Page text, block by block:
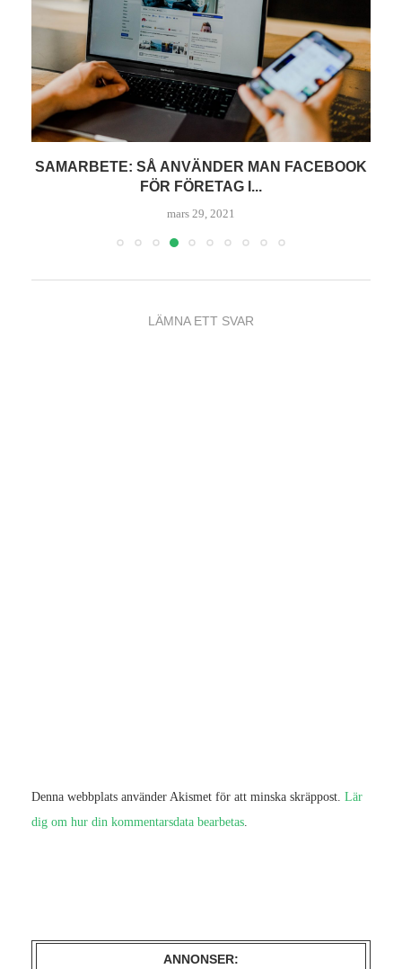
SAMARBETE: SÅ ANVÄNDER MAN FACEBOOK
FÖR FÖRETAG I...
mars 29, 2021
LÄMNA ETT SVAR
Denna webbplats använder Akismet för att minska skräppost. Lär
dig om hur din kommentarsdata bearbetas
ANNONSER: